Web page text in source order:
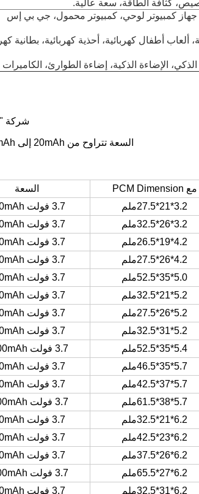
كثافة الطاقة، سعة عالية.
جهاز كمبيوتر لوحي، كمبيوتر محمول، جي بي إس
ألعاب أطفال كهربائية، أحذية كهربائية، بطانية
الإضاءة الذكية، إضاءة الطوارئ، الكاميرات
شركة "شنشن
السعة تتراوح من 20mAh إلى 5000mAh، يمكن أن تلبي مختلف أنواع التطبيقات الخاصة بك.
مع PCM Dimension
السعة
3.2*21*27.5ملم
3.7 فولت 100mAh
3.2*26*32.5ملم
3.7 فولت 180mAh
4.2*19*26.5ملم
3.7 فولت 180mAh
4.2*26*27.5ملم
3.7 فولت 200mAh
5.0*35*52.5ملم
3.7 فولت 850mAh
5.2*21*32.5ملم
3.7 فولت 240mAh
5.2*26*27.5ملم
3.7 فولت 180mAh
5.2*31*32.5ملم
3.7 فولت 430mAh
5.4*35*52.5ملم
3.7 فولت 1000mAh
5.7*35*46.5ملم
3.7 فولت 850mAh
5.7*37*42.5ملم
3.7 فولت 850mAh
5.7*38*61.5ملم
3.7 فولت 1400mAh
6.2*21*32.5ملم
3.7 فولت 300mAh
6.2*23*42.5ملم
3.7 فولت 500mAh
6.2*26*37.5ملم
3.7 فولت 500mAh
6.2*27*65.5ملم
3.7 فولت 1000mAh
6.2*31*32.5ملم 3.7 فولت 520mAh